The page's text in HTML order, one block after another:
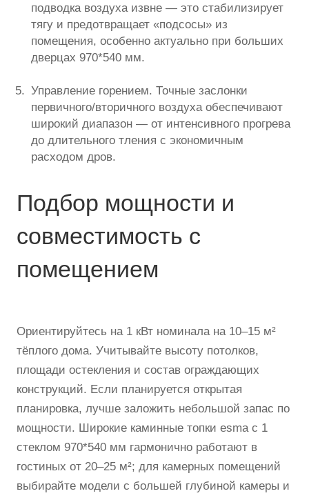
подводка воздуха извне — это стабилизирует
тягу и предотвращает «подсосы» из
помещения, особенно актуально при больших
дверцах 970*540 мм.
Управление горением. Точные заслонки
первичного/вторичного воздуха обеспечивают
широкий диапазон — от интенсивного прогрева
до длительного тления с экономичным
расходом дров.
Подбор мощности и
совместимость с
помещением
Ориентируйтесь на 1 кВт номинала на 10–15 м²
тёплого дома. Учитывайте высоту потолков,
площади остекления и состав ограждающих
конструкций. Если планируется открытая
планировка, лучше заложить небольшой запас по
мощности. Широкие каминные топки esma с 1
стеклом 970*540 мм гармонично работают в
гостиных от 20–25 м²; для камерных помещений
выбирайте модели с большей глубиной камеры и